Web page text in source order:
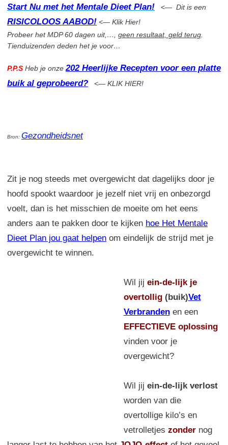
Start Nu met het Mentale Dieet Plan! <— Dit is een
RISICOLOOS AABOD! <— Klik Hier!
Probeer het MDP 60 dagen uit,…, geen resultaat, geld terug
Tienduizenden deden het je voor…
P.P.S Heb je onze 202 Heerlijke Recepten voor een platte
buik al geprobeerd? <— KLIK HIER!
Bron: Gezondheidsnet
Zit je nog steeds met overgewicht dat dagelijks door je
hoofd spookt waardoor je jezelf niet vrij en onbezorgd
voelt, dan is het misschien de moeite om het eens
anders aan te pakken door te kijken hoe Het Mentale
Dieet Plan jou gaat helpen om eindelijk de strijd met je
overgewicht te winnen.
Wil jij ein-de-lijk je
overtollig(buik)Vet
Verbranden en een
EFFECTIEVE oplossing
vinden voor je
overgewicht?
Wil jij ein-de-lijk verlost
worden van die
overtollige kilo’s en
vetrolletjes zondernog